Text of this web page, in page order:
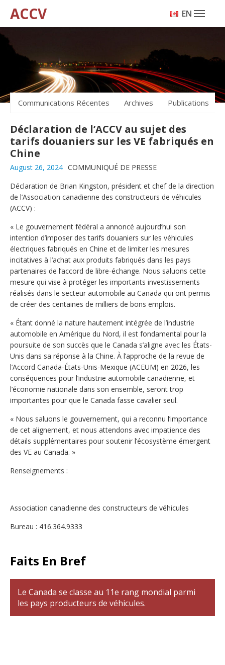
ACCV ENGLISH
Communications Récentes Archives Publications
Déclaration de l’ACCV au sujet des
tarifs douaniers sur les VE fabriqués en
Chine
August 26, 2024 COMMUNIQUÉ DE PRESSE
Déclaration de Brian Kingston, président et chef de la direction
de l’Association canadienne des constructeurs de véhicules
(ACCV) :
« Le gouvernement fédéral a annoncé aujourd’hui son
intention d’imposer des tarifs douaniers sur les véhicules
électriques fabriqués en Chine et de limiter les mesures
incitatives à l’achat aux produits fabriqués dans les pays
partenaires de l’accord de libre-échange. Nous saluons cette
mesure qui vise à protéger les importants investissements
réalisés dans le secteur automobile au Canada qui ont permis
de créer des centaines de milliers de bons emplois.
« Étant donné la nature hautement intégrée de l’industrie
automobile en Amérique du Nord, il est fondamental pour la
poursuite de son succès que le Canada s’aligne avec les États-
Unis dans sa réponse à la Chine. À l’approche de la revue de
l’Accord Canada-États-Unis-Mexique (ACEUM) en 2026, les
conséquences pour l’industrie automobile canadienne, et
l’économie nationale dans son ensemble, seront trop
importantes pour que le Canada fasse cavalier seul.
« Nous saluons le gouvernement, qui a reconnu l’importance
de cet alignement, et nous attendons avec impatience des
détails supplémentaires pour soutenir l’écosystème émergent
des VE au Canada. »
Renseignements :
Association canadienne des constructeurs de véhicules
Bureau : 416.364.9333
Faits En Bref
Le Canada se classe au 11e rang mondial parmi
les pays producteurs de véhicules.